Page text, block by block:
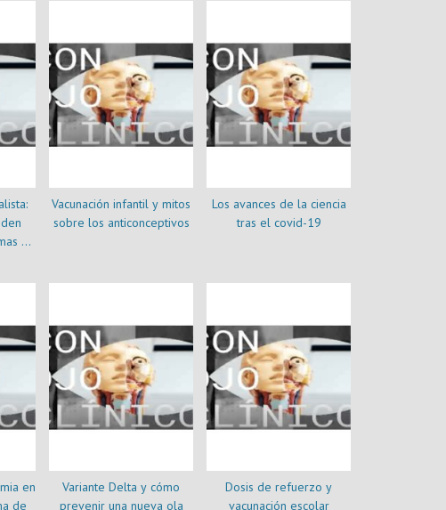
de
Vacunación infantil y mitos
sobre los anticonceptivos
Los avances de la ciencia
tras el covid-19
en
de
Variante Delta y cómo
prevenir una nueva ola
Dosis de refuerzo y
vacunación escolar